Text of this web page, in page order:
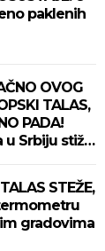
paklenih
OVOG
TALAS,
PADA!
Srbiju stiže
STEŽE,
termometru
gradovima